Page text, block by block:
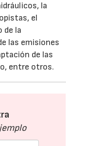
la
el
de la
las emisiones
de las
entre otros.